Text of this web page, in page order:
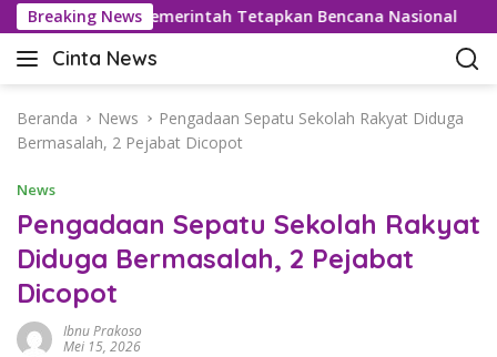
a
Breaking News
Pemerintah Tetapkan Bencana Nasional Bea
Cinta News
C
n
t
N
e
w
s
–
a
Beranda News
Pengadaan Sepatu Sekolah Rakyat Diduga
Bermasalah, 2 Pejabat Dicopot
News
Pengadaan Sepatu Sekolah Rakyat
Diduga Bermasalah, 2 Pejabat
Dicopot
Ibnu Prakoso
Mei 15, 2026